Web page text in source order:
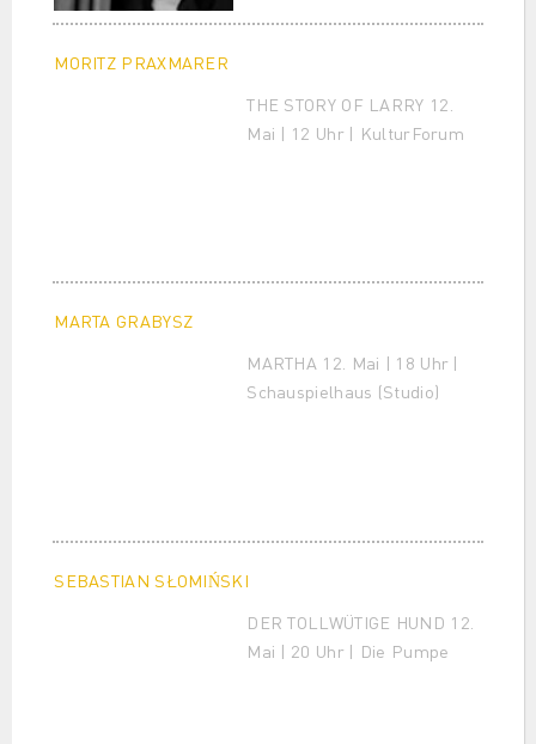
MORITZ PRAXMARER
THE STORY OF LARRY 12.
Mai | 12 Uhr | KulturForum
MARTA GRABYSZ
MARTHA 12. Mai | 18 Uhr |
Schauspielhaus (Studio)
SEBASTIAN SŁOMIŃSKI
DER TOLLWÜTIGE HUND 12.
Mai | 20 Uhr | Die Pumpe